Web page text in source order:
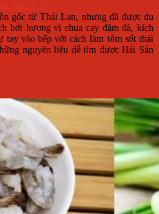
hàng.
gốc từ Thái Lan, nhưng đã được du
bởi hương vị chua cay đậm đà, kích
tay vào bếp với cách làm tôm sốt thái
nguyên liệu dễ tìm được Hải Sản